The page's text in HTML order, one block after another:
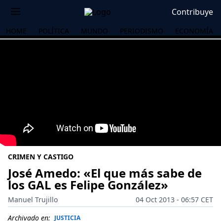
Contribuye
HOME POLÍTICA MUNDO PERIODISMO ECONOMÍA
CRIMEN Y CASTIGO
José Amedo: «El que más sabe de
los GAL es Felipe González»
Manuel Trujillo
04 Oct 2013 - 06:57 CET
Archivado en: JUSTICIA